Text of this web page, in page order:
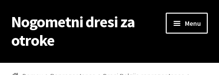
Skip
to
navigation
Skip
to
content
Nogometni dresi za
otroke
Menu
Domov